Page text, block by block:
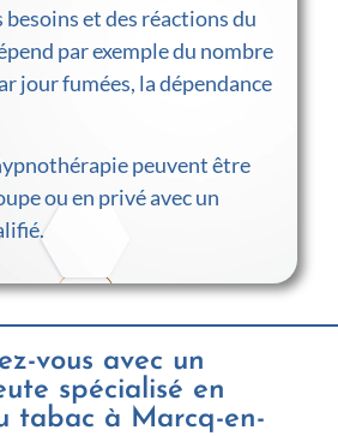
et des réactions du
par exemple du nombre
jour fumées, la dépendance
peuvent être
ou en privé avec un
vous avec un
spécialisé en
tabac à Marcq-en-